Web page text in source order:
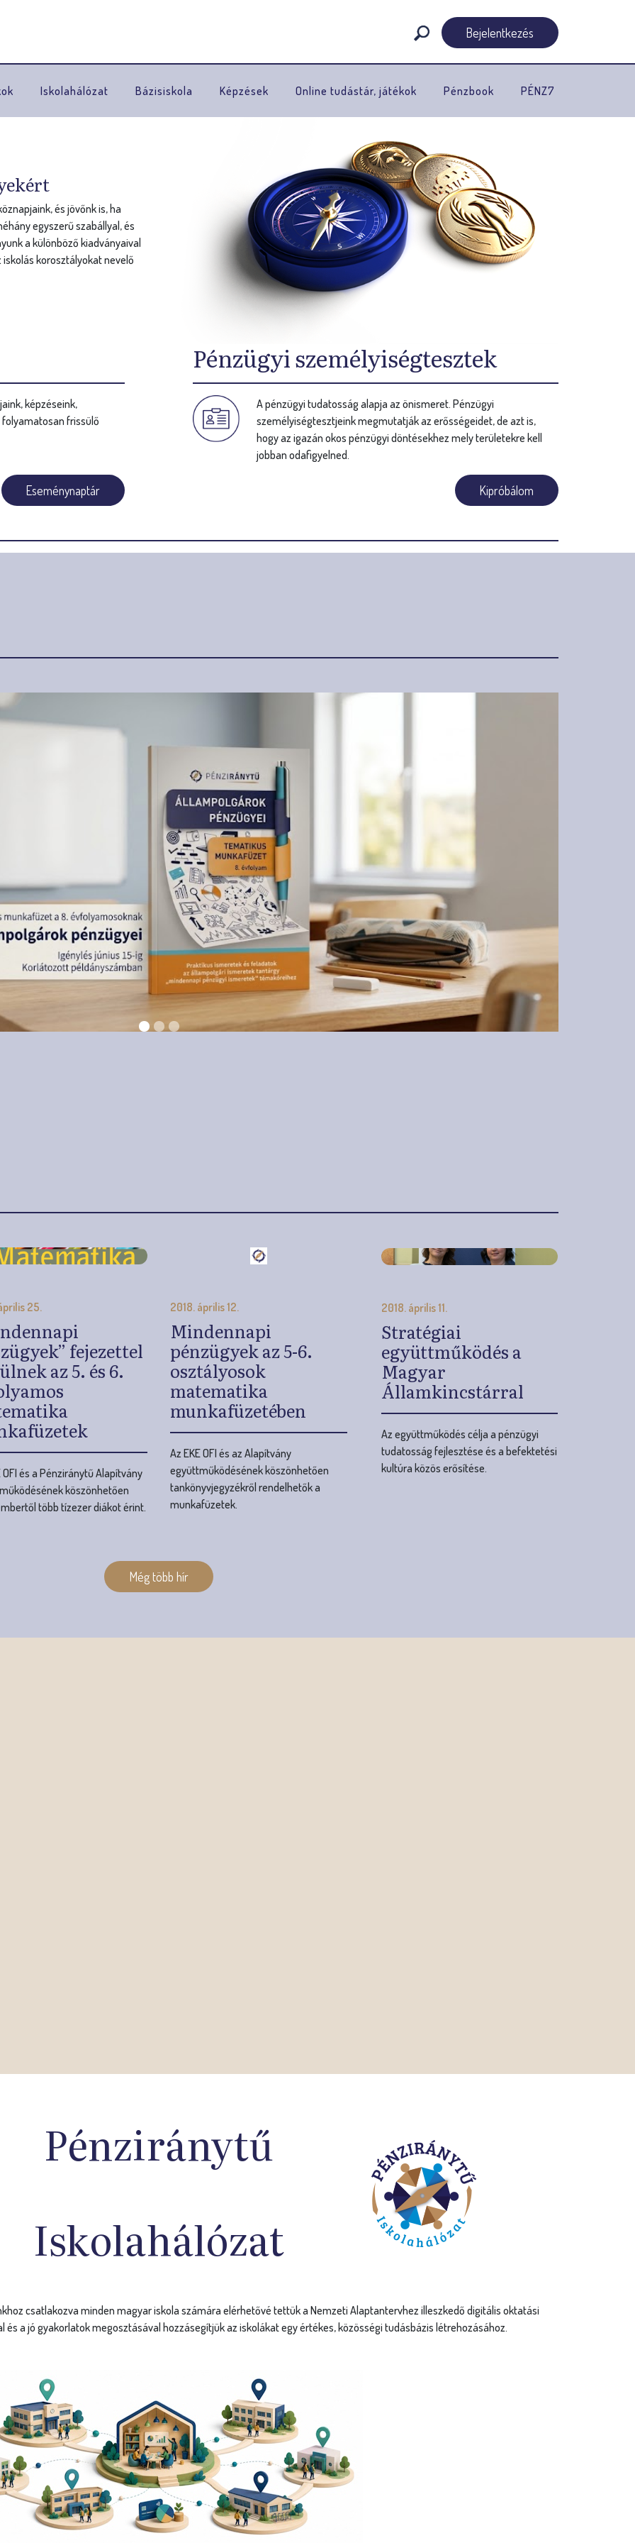
Bejelentkezés
Iskolahálózat Bázisiskola Képzések Online tudástár, játékok Pénzbook PÉNZ7
és jövőnk is, ha
egyszerű szabállyal, és
a különböző kiadványaival
korosztályokat nevelő
képzéseink,
frissülő
Eseménynaptár
Pénzügyi személyiségtesztek
A pénzügyi tudatosság alapja az önismeret. Pénzügyi
személyiségtesztjeink megmutatják az erősségeidet, de azt is,
hogy az igazán okos pénzügyi döntésekhez mely területekre kell
jobban odafigyelned.
Kipróbálom
az 5. és 6.
OFI és a Pénziránytű Alapítvány
köszönhetően
több tízezer diákot érint.
Mindennapi
osztályosok
munkafüzetében
Az EKE OFI és az Alapítvány
együttműködésének köszönhetően
tankönyvjegyzékről rendelhetők a
munkafüzetek.
Stratégiai
Magyar
tudatosság fejlesztése és a befektetési
kultúra közös erősítése.
Még több hír
Iskolahálózat
csatlakozva minden magyar iskola számára elérhetővé tettük a Nemzeti Alaptantervhez illeszkedő digitális oktatási
a jó gyakorlatok megosztásával hozzásegítjük az iskolákat egy értékes, közösségi tudásbázis létrehozásához.
, középiskola és
Tagiskoláink
Pályázatok
gyakorlatok megosztását és a széleskörű